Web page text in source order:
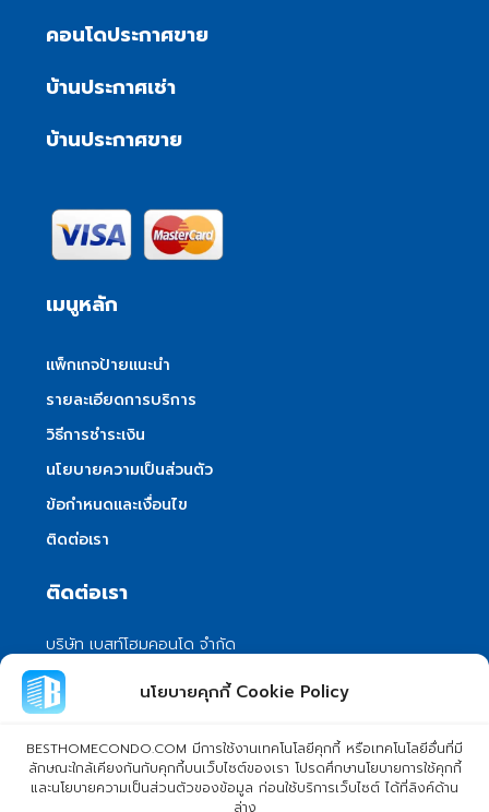
นโยบายคุกกี้ Cookie Policy
BESTHOMECONDO.COM มีการใช้งานเทคโนโลยีคุกกี้ หรือเทคโนโลยีอื่นที่มี
ลักษณะใกล้เคียงกันกับคุกกี้บนเว็บไซต์ของเรา โปรดศึกษานโยบายการใช้คุกกี้
และนโยบายความเป็นส่วนตัวของข้อมูล ก่อนใช้บริการเว็บไซต์ ได้ที่ลิงค์ด้าน
ล่าง
คอนโดประกาศขาย
บ้านประกาศเช่า
บ้านประกาศขาย
เมนูหลัก
แพ็กเกจป้ายแนะนำ
รายละเอียดการบริการ
วิธีการชำระเงิน
นโยบายความเป็นส่วนตัว
ข้อกำหนดและเงื่อนไข
ติดต่อเรา
ติดต่อเรา
บริษัท เบสท์โฮมคอนโด จำกัด
101/399 หมู่ 7 แขวงลําผักชี เขตหนองจอก
กรุงเทพมหานคร 10530
info@besthomecondo.com